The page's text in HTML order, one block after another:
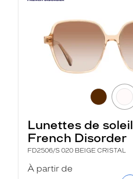
Lunettes de soleil
French Disorder
FD2506/S 020 BEIGE CRISTAL
À partir de